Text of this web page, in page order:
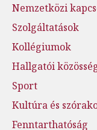
Nemzetközi
Szolgáltatások
Kollégiumok
Hallgatói
Sport
Kultúra és
Fenntarthatóság